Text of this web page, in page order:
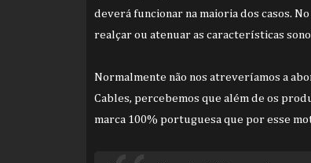
deverá funcionar na maioria dos casos.
realçar ou atenuar as características
Normalmente não nos atreveríamos a
Cables, percebemos que além de os
marca 100% portuguesa que por esse